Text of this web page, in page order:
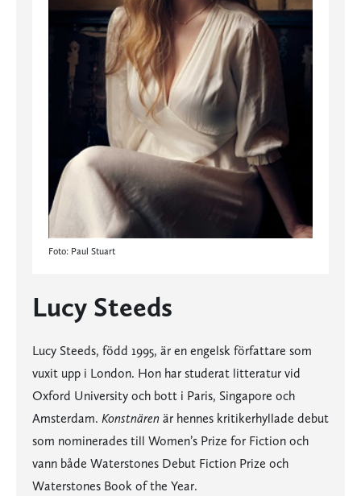
Foto: Paul Stuart
Lucy Steeds
Lucy Steeds, född 1995, är en engelsk författare som
vuxit upp i London. Hon har studerat litteratur vid
Oxford University och bott i Paris, Singapore och
Amsterdam. Konstnären är hennes kritikerhyllade debut
som nominerades till Women’s Prize for Fiction och
vann både Waterstones Debut Fiction Prize och
Waterstones Book of the Year.